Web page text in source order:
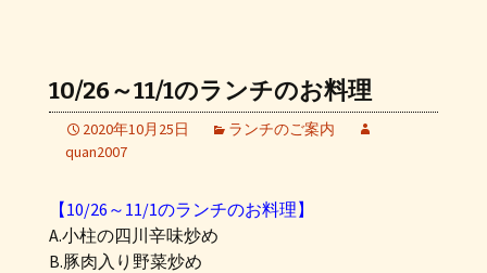
10/26～11/1のランチのお料理
2020年10月25日
ランチのご案内
quan2007
【10/26～11/1のランチのお料理】
A.小柱の四川辛味炒め
B.豚肉入り野菜炒め